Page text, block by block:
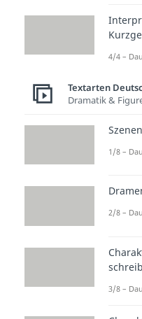
Nach
4/4 –
Textarten
Dramatik &
1/8 –
2/8 –
3/8 –